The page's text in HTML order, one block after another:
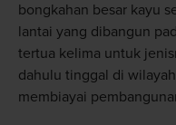
bongkahan besar kayu
lantai yang dibangun
tertua kelima untuk
dahulu tinggal di
membiayai